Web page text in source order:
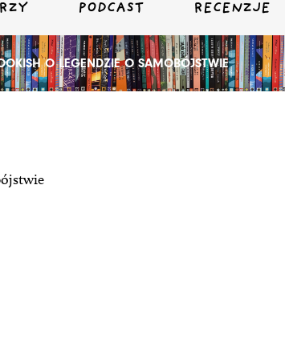
PODCAST RECENZJE
O LEGENDZIE O SAMOBÓJSTWIE